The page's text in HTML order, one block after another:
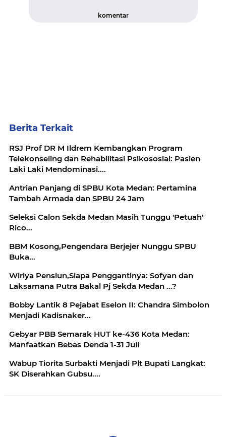
komentar
Berita Terkait
RSJ Prof DR M Ildrem Kembangkan Program
Telekonseling dan Rehabilitasi Psikososial: Pasien
Laki Laki Mendominasi....
Antrian Panjang di SPBU Kota Medan: Pertamina
Tambah Armada dan SPBU 24 Jam
Seleksi Calon Sekda Medan Masih Tunggu 'Petuah'
Rico...
BBM Kosong,Pengendara Berjejer Nunggu SPBU
Buka...
Wiriya Pensiun,Siapa Penggantinya: Sofyan dan
Laksamana Putra Bakal Pj Sekda Medan ...?
Bobby Lantik 8 Pejabat Eselon II: Chandra Simbolon
Menjadi Kadisnaker...
Gebyar PBB Semarak HUT ke-436 Kota Medan:
Manfaatkan Bebas Denda 1-31 Juli
Wabup Tiorita Surbakti Menjadi Plt Bupati Langkat:
SK Diserahkan Gubsu....